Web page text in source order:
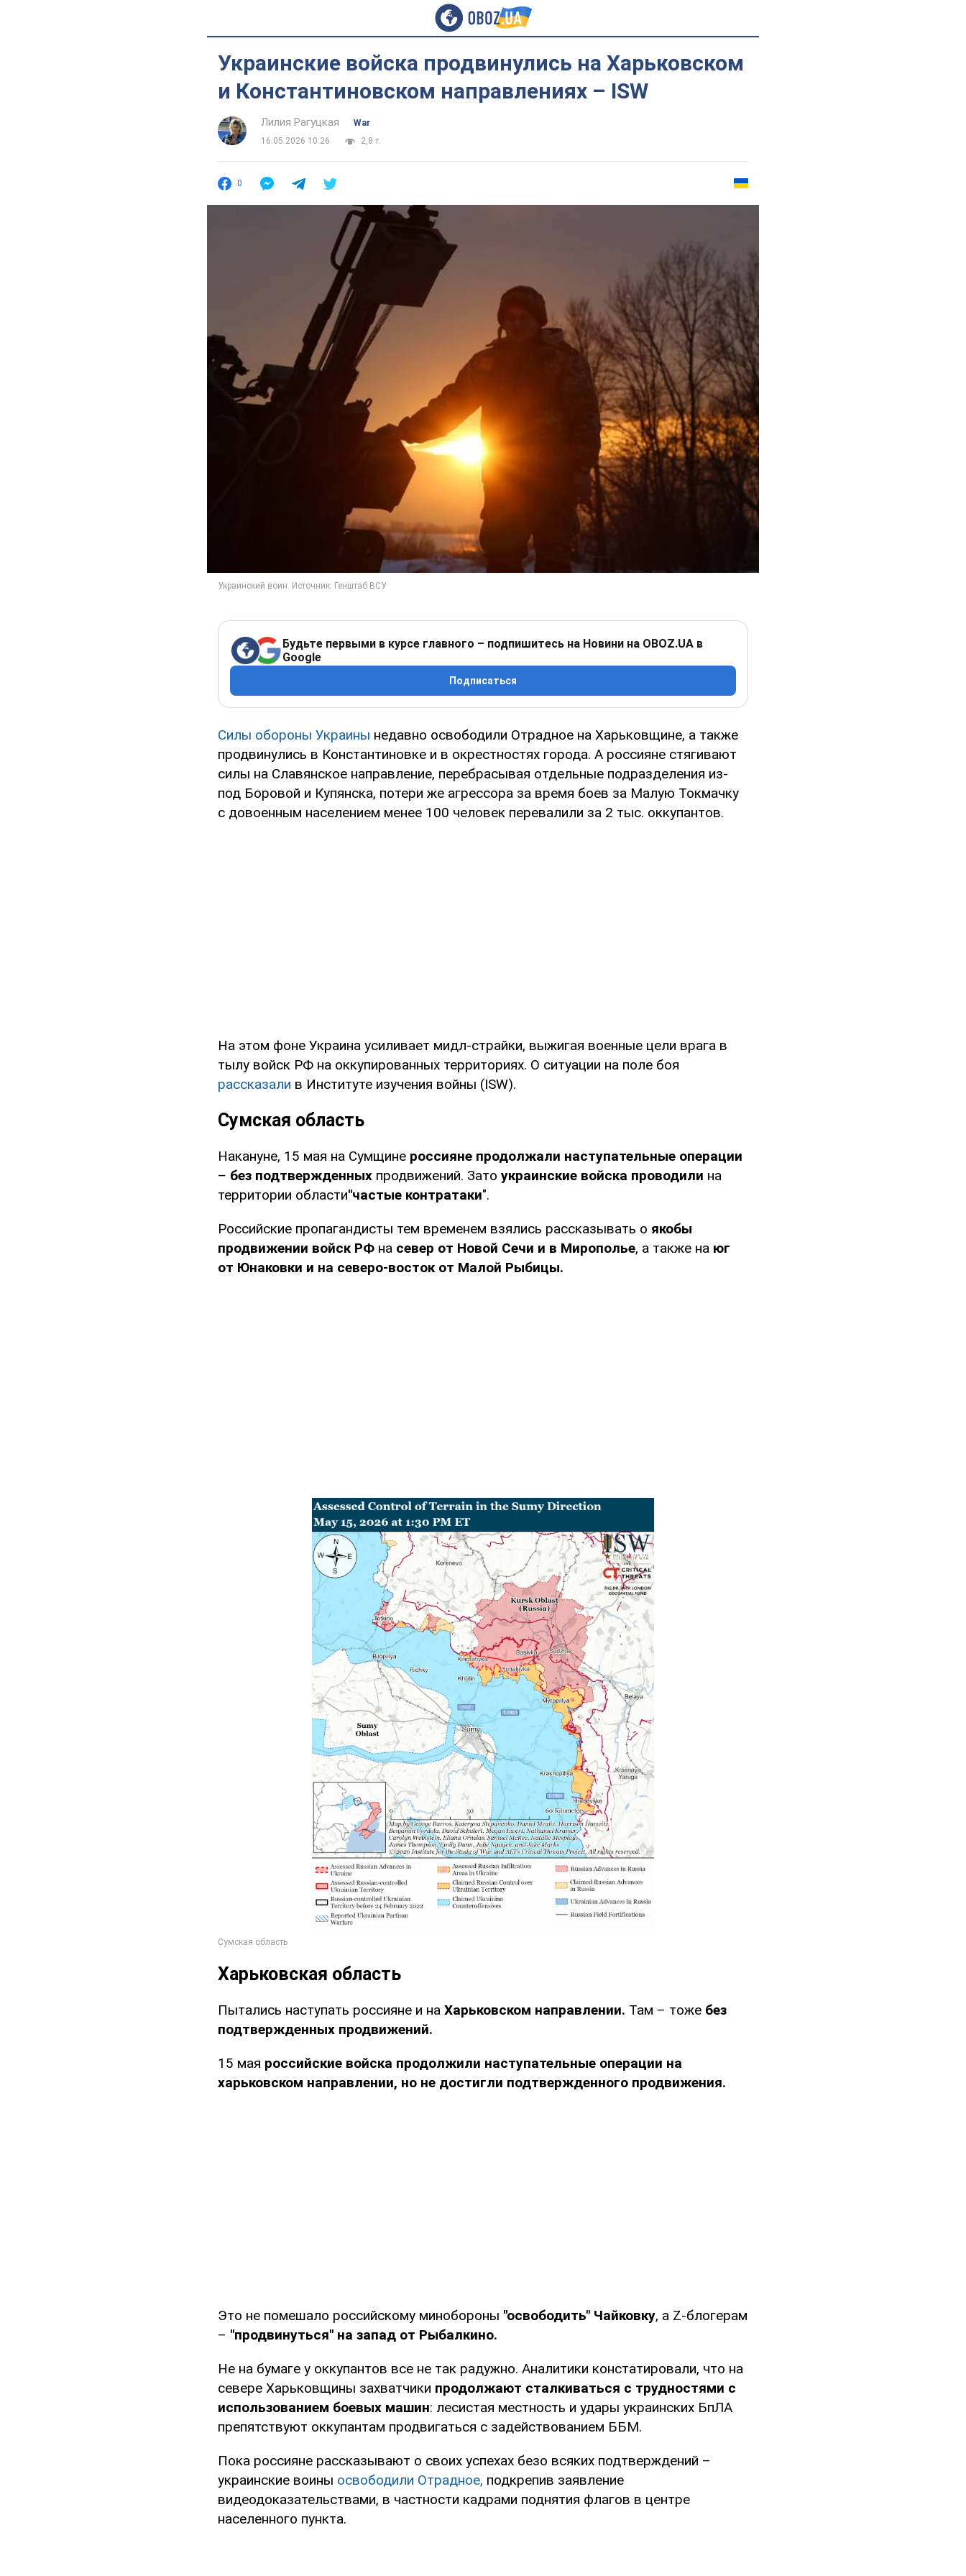
Украинские войска продвинулись на Харьковском
и Константиновском направлениях – ISW
Лилия Рагуцкая
War
16.05.2026 10:26
2,8 т.
0
Будьте первыми в курсе главного – подпишитесь на Новини на OBOZ.UA в
Google
Подписаться
Силы обороны Украины недавно освободили Отрадное на Харьковщине, а также
продвинулись в Константиновке и в окрестностях города. А россияне стягивают
силы на Славянское направление, перебрасывая отдельные подразделения из-
под Боровой и Купянска, потери же агрессора за время боев за Малую Токмачку
с довоенным населением менее 100 человек перевалили за 2 тыс. оккупантов.
На этом фоне Украина усиливает мидл-страйки, выжигая военные цели врага в
тылу войск РФ на оккупированных территориях. О ситуации на поле боя
рассказали в Институте изучения войны (ISW).
Сумская область
Накануне, 15 мая на Сумщине россияне продолжали наступательные операции
– без подтвержденных продвижений. Зато украинские войска проводили на
территории области"частые контратаки".
Российские пропагандисты тем временем взялись рассказывать о якобы
продвижении войск РФ на север от Новой Сечи и в Мирополье, а также на юг
от Юнаковки и на северо-восток от Малой Рыбицы.
Харьковская область
Пытались наступать россияне и на Харьковском направлении. Там – тоже без
подтвержденных продвижений.
15 мая российские войска продолжили наступательные операции на
харьковском направлении, но не достигли подтвержденного продвижения.
Это не помешало российскому минобороны "освободить" Чайковку, а Z-блогерам
– "продвинуться" на запад от Рыбалкино.
Не на бумаге у оккупантов все не так радужно. Аналитики констатировали, что на
севере Харьковщины захватчики продолжают сталкиваться с трудностями с
использованием боевых машин: лесистая местность и удары украинских БпЛА
препятствуют оккупантам продвигаться с задействованием ББМ.
Пока россияне рассказывают о своих успехах безо всяких подтверждений –
украинские воины освободили Отрадное, подкрепив заявление
видеодоказательствами, в частности кадрами поднятия флагов в центре
населенного пункта.